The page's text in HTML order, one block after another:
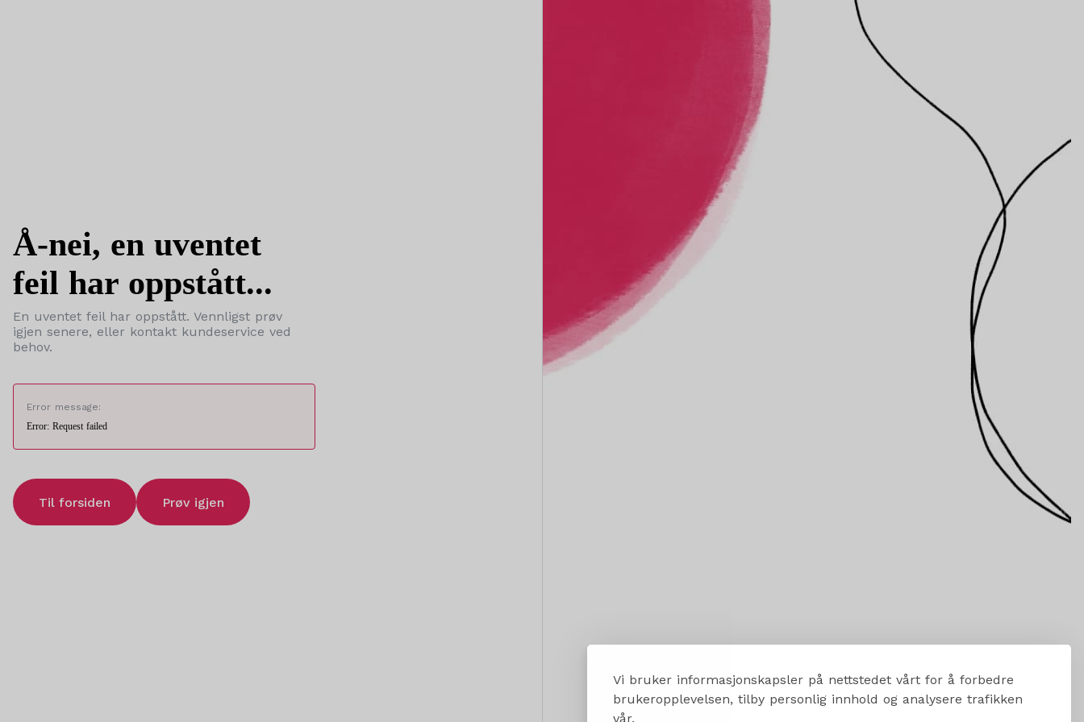
Vi bruker informasjonskapsler på nettstedet vårt for å forbedre
brukeropplevelsen, tilby personlig innhold og analysere trafikken
vår.
Å-nei, en uventet
feil har oppstått...
En uventet feil har oppstått. Vennligst prøv
igjen senere, eller kontakt kundeservice ved
behov.
Error message:
Error: Request failed
Til forsiden Prøv igjen